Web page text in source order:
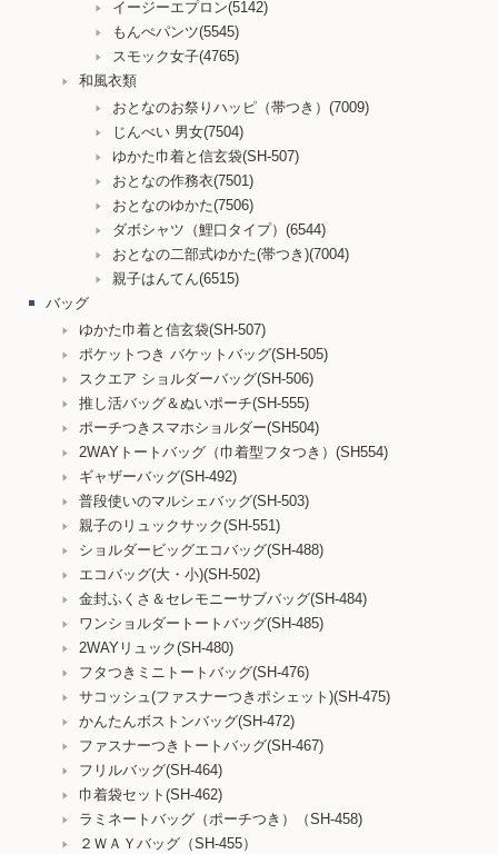
イージーエプロン(5142)
もんぺパンツ(5545)
スモック女子(4765)
和風衣類
おとなのお祭りハッピ（帯つき）(7009)
じんべい 男女(7504)
ゆかた巾着と信玄袋(SH-507)
おとなの作務衣(7501)
おとなのゆかた(7506)
ダボシャツ（鯉口タイプ）(6544)
おとなの二部式ゆかた(帯つき)(7004)
親子はんてん(6515)
バッグ
ゆかた巾着と信玄袋(SH-507)
ポケットつき バケットバッグ(SH-505)
スクエア ショルダーバッグ(SH-506)
推し活バッグ＆ぬいポーチ(SH-555)
ポーチつきスマホショルダー(SH504)
2WAYトートバッグ（巾着型フタつき）(SH554)
ギャザーバッグ(SH-492)
普段使いのマルシェバッグ(SH-503)
親子のリュックサック(SH-551)
ショルダービッグエコバッグ(SH-488)
エコバッグ(大・小)(SH-502)
金封ふくさ＆セレモニーサブバッグ(SH-484)
ワンショルダートートバッグ(SH-485)
2WAYリュック(SH-480)
フタつきミニトートバッグ(SH-476)
サコッシュ(ファスナーつきポシェット)(SH-475)
かんたんボストンバッグ(SH-472)
ファスナーつきトートバッグ(SH-467)
フリルバッグ(SH-464)
巾着袋セット(SH-462)
ラミネートバッグ（ポーチつき）（SH-458)
２ＷＡＹバッグ（SH-455）